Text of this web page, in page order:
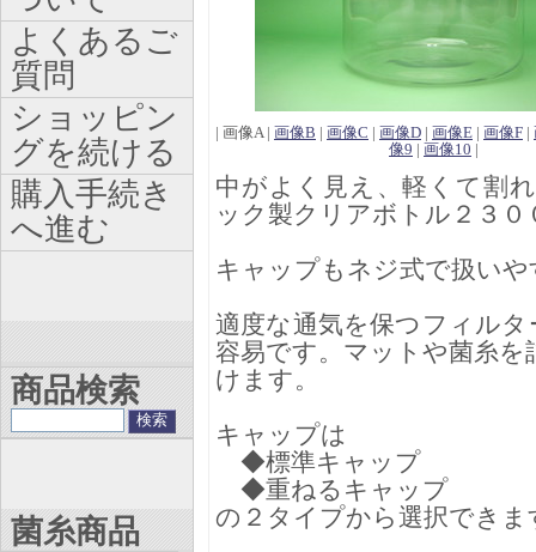
| 画像A | 画像B | 画像C | 画像D | 画像E | 画像F |
像9 | 画像10 |
中がよく見え、軽くて割
ック製クリアボトル２３０
キャップもネジ式で扱い
適度な通気を保つフィル
容易です。マットや菌糸
けます。
キャップは
◆標準キャップ
◆重ねるキャップ
の２タイプから選択できま
よくあるご
質問
ショッピン
グを続ける
購入手続き
へ進む
商品検索
菌糸商品